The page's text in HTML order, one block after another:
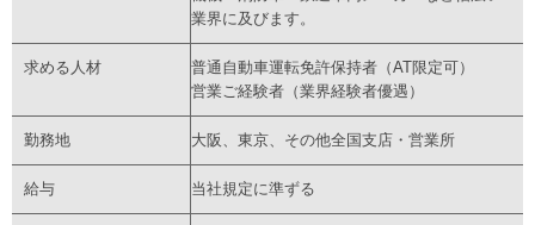
業界に及びます。
求める人材
普通自動車運転免許保持者（AT限定可）
営業ご経験者（業界経験者優遇）
勤務地 大阪、東京、その他全国支店・営業所
給与 当社規定に準ずる